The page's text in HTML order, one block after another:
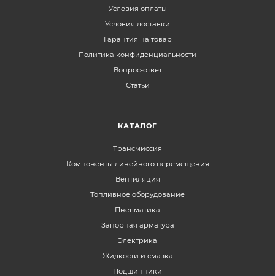
Условия оплаты
Условия доставки
Гарантия на товар
Политика конфиденциальности
Вопрос-ответ
Статьи
КАТАЛОГ
Трансмиссия
Компоненты линейного перемещения
Вентиляция
Топливное оборудование
Пневматика
Запорная арматура
Электрика
Жидкости и смазка
Подшипники